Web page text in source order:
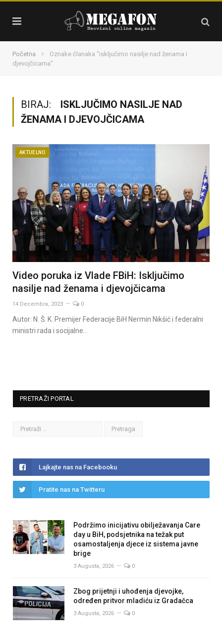
Početna »
Oznake članaka "isključimo nasilje nad ženama i
djevojčicama"
BIRAJ:
ISKLJUČIMO NASILJE NAD
ŽENAMA I DJEVOJČICAMA
AKTUELNO
Video poruka iz Vlade FBiH: Isključimo
nasilje nad ženama i djevojčicama
14 Decembra, 2023 0
Autor: N. Š. K. Premijer Federacije BiH Nermin Nikšić i federalni
ministri rada i socijalne…
PRETRAŽI PORTAL
Lajkajte nas na Facebooku
Pratite nas na Twitteru
Podržimo inicijativu obilježavanja Care
day u BiH, podsjetnika na težak put
osamostaljenja djece iz sistema javne
brige
3 Augusta, 2026 0
Zbog prijetnji i uhođenja djevojke,
određen pritvor mladiću iz Gradačca
3 Augusta, 2026 0